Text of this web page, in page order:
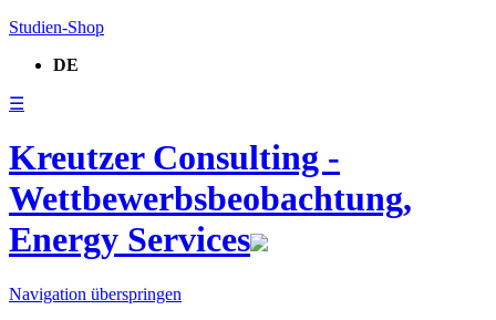
Studien-Shop
DE
☰
Kreutzer Consulting -
Wettbewerbsbeobachtung,
Energy Services
Navigation überspringen